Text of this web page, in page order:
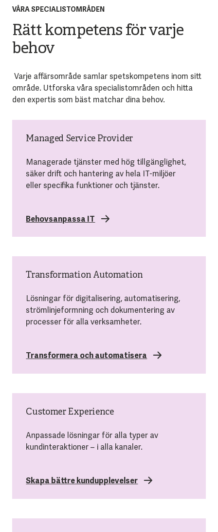
VÅRA SPECIALISTOMRÅDEN
Rätt kompetens för varje
behov
Varje affärsområde samlar spetskompetens inom sitt
område. Utforska våra specialistområden och hitta
den expertis som bäst matchar dina behov.
Managed Service Provider
Managerade tjänster med hög tillgänglighet,
säker drift och hantering av hela IT-miljöer
eller specifika funktioner och tjänster.
Behovsanpassa IT
Transformation Automation
Lösningar för digitalisering, automatisering,
strömlinjeformning och dokumentering av
processer för alla verksamheter.
Transformera och automatisera
Customer Experience
Anpassade lösningar för alla typer av
kundinteraktioner – i alla kanaler.
Skapa bättre kundupplevelser